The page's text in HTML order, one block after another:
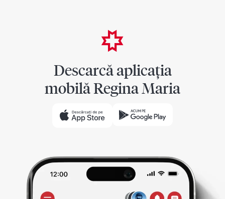
Descarcă aplicația
mobilă Regina Maria